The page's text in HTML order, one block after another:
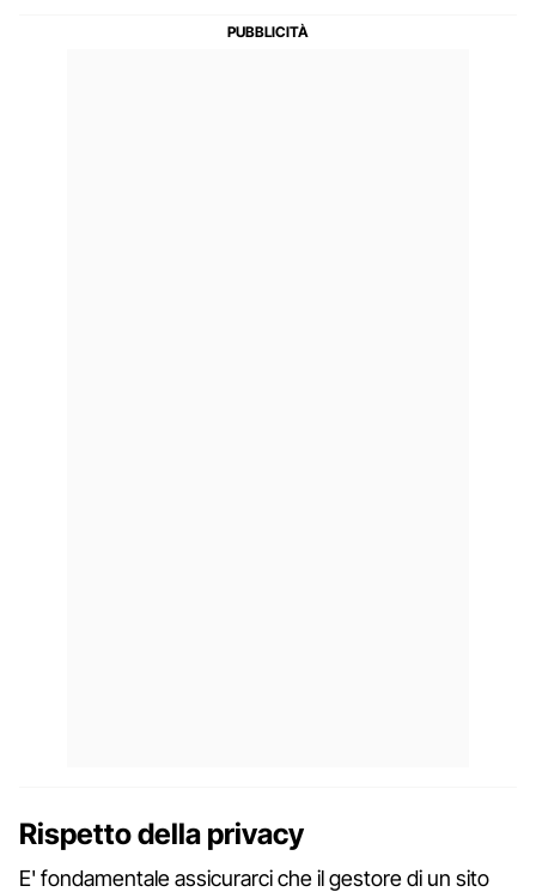
Rispetto della privacy
E' fondamentale assicurarci che il gestore di un sito